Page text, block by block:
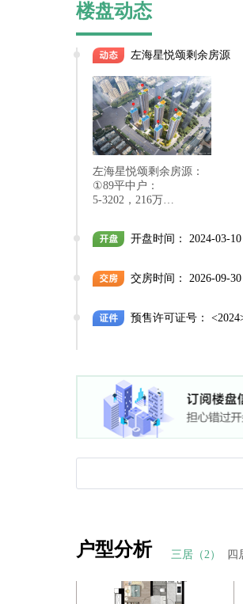
楼盘动态
左海星悦颂剩余房源
左海星悦颂剩余房源：
①89平中户：
5-3202，216万
5-3203，245万
③112平最后2套（样板房带装
1-201，300万
已交房可实景看房，所见即所得
开盘时间： 2024-03-10
交房时间： 2026-09-30
预售许可证号：
户型分析 三居（2） 四